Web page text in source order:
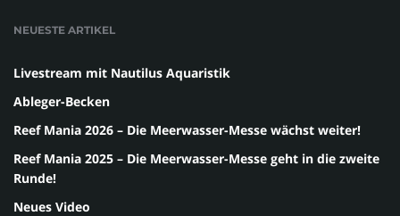
NEUESTE ARTIKEL
Livestream mit Nautilus Aquaristik
Ableger-Becken
Reef Mania 2026 – Die Meerwasser-Messe wächst weiter!
Reef Mania 2025 – Die Meerwasser-Messe geht in die zweite
Runde!
Neues Video